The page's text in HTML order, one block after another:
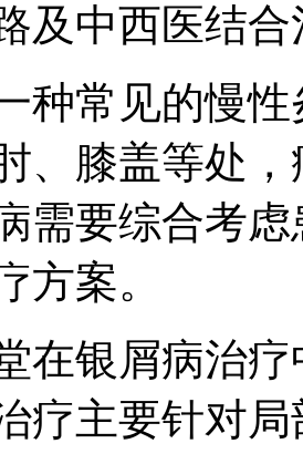
及中西医结
种常见的慢
、膝盖等处
需要综合考
方案。
在银屑病治
疗主要针对